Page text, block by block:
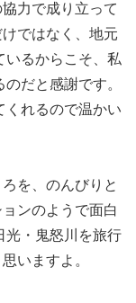
力で成り立って
ではなく、地元
いるからこそ、私
だと感謝です。
くれるので温かい
を、のんびりと
ンのようで面白
光・鬼怒川を旅行
いますよ。